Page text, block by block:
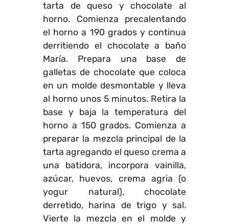
tarta de queso y chocolate al
horno. Comienza precalentando
el horno a 190 grados y continua
derritiendo el chocolate a baño
María. Prepara una base de
galletas de chocolate que coloca
en un molde desmontable y lleva
al horno unos 5 minutos. Retira la
base y baja la temperatura del
horno a 150 grados. Comienza a
preparar la mezcla principal de la
tarta agregando el queso crema a
una batidora, incorpora vainilla,
azúcar, huevos, crema agria (o
yogur natural), chocolate
derretido, harina de trigo y sal.
Vierte la mezcla en el molde y